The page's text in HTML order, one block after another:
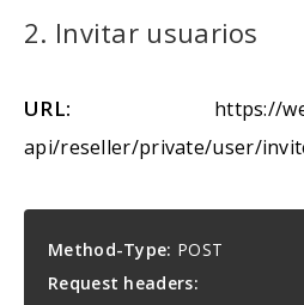
2. Invitar usuarios
URL: https://
api/reseller/private/user/
Method-Type: POST
Request headers: